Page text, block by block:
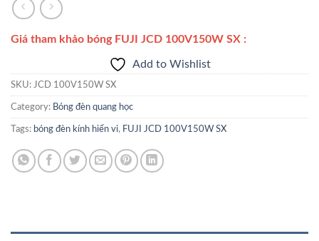
Giá tham khảo bóng FUJI JCD 100V150W SX :
Add to Wishlist
SKU: JCD 100V150W SX
Category: Bóng đèn quang học
Tags: bóng đèn kính hiển vi, FUJI JCD 100V150W SX